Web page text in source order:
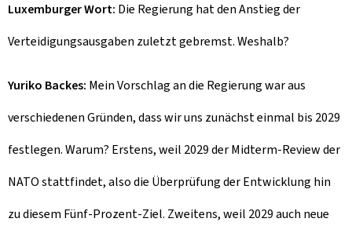
Luxemburger Wort: Die Regierung hat den Anstieg der
Verteidigungsausgaben zuletzt gebremst. Weshalb?
Yuriko Backes: Mein Vorschlag an die Regierung war aus
verschiedenen Gründen, dass wir uns zunächst einmal bis 2029
festlegen. Warum? Erstens, weil 2029 der Midterm-Review der
NATO stattfindet, also die Überprüfung der Entwicklung hin
zu diesem Fünf-Prozent-Ziel. Zweitens, weil 2029 auch neue